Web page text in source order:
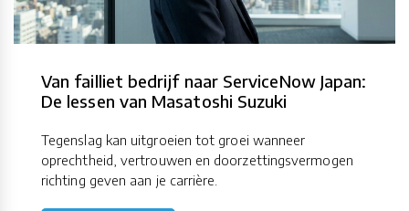
Van failliet bedrijf naar ServiceNow Japan:
De lessen van Masatoshi Suzuki
Tegenslag kan uitgroeien tot groei wanneer
oprechtheid, vertrouwen en doorzettingsvermogen
richting geven aan je carrière.